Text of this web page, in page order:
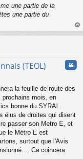
une partie de la
une partie du
au
(TEOL)
la feuille de route des
prochains mois, en
bonne du SYRAL.
élus de droites qui disent
passer son Metro E, et
le Métro E est
surtout que l'Avis
Ca coincera